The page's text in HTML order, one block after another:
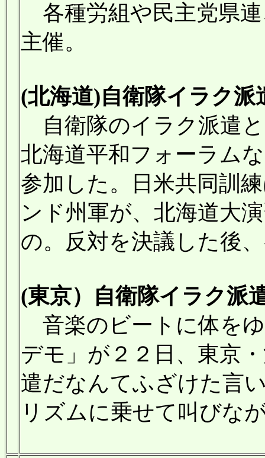
各種労組や民主党県
主催。
(北海道)自衛隊イラク派
自衛隊のイラク派遣
北海道平和フォーラム
参加した。日米共同訓
ンド州軍が、北海道大
の。反対を決議した後
(東京）自衛隊イラク派
音楽のビートに体を
デモ」が２２日、東京
遣だなんてふざけた言
リズムに乗せて叫びな